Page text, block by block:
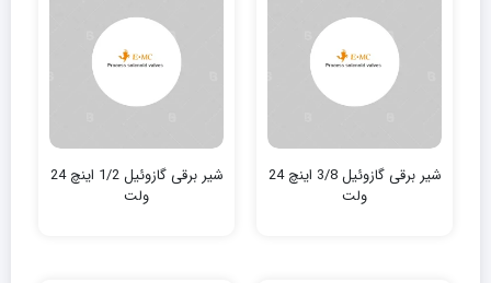
شیر برقی گازوئیل 3/8 اینچ 24
ولت
شیر برقی گازوئیل 1/2 اینچ 24
ولت